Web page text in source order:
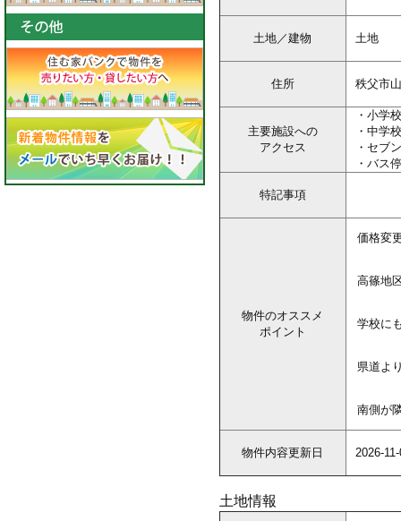
土地／建物 土地
住所 秩父市
主要施設への
アクセス
・小学
・中学
・セブ
・バス
特記事項
物件のオススメ
ポイント
価格変
高篠地
学校に
県道よ
南側が
物件内容更新日 2026-
土地情報